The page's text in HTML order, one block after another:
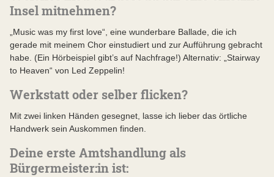
Insel mitnehmen?
„Music was my first love“, eine wunderbare Ballade, die ich
gerade mit meinem Chor einstudiert und zur Aufführung gebracht
habe. (Ein Hörbeispiel gibt’s auf Nachfrage!) Alternativ: „Stairway
to Heaven“ von Led Zeppelin!
Werkstatt oder selber flicken?
Mit zwei linken Händen gesegnet, lasse ich lieber das örtliche
Handwerk sein Auskommen finden.
Deine erste Amtshandlung als
Bürgermeister:in ist: